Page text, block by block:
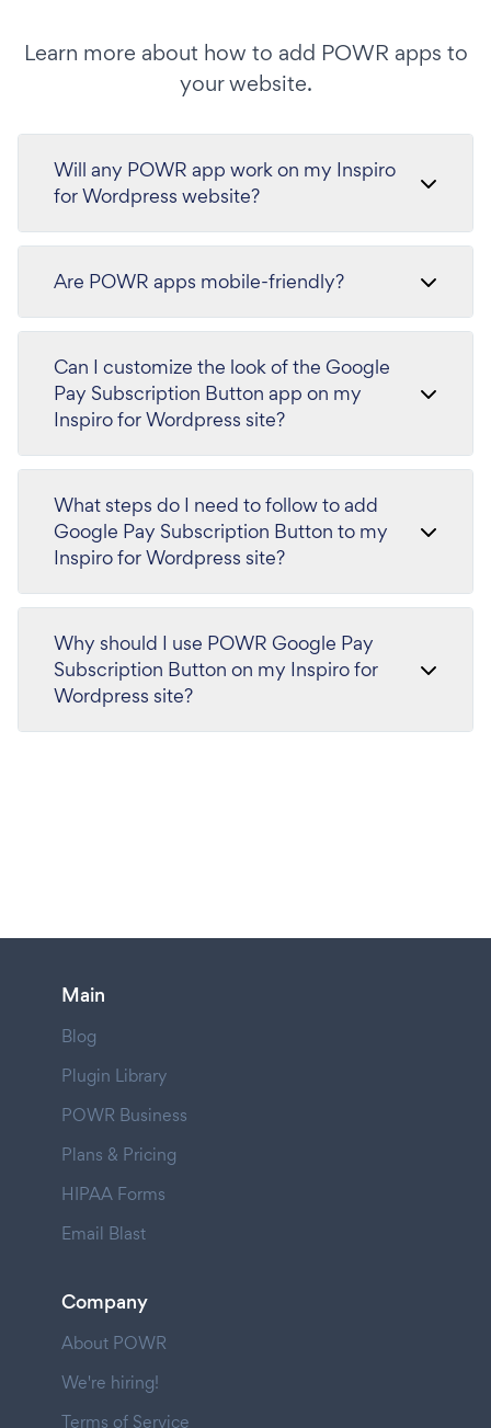
Learn more about how to add POWR apps to
your website.
Will any POWR app work on my Inspiro
for Wordpress website?
Are POWR apps mobile-friendly?
Can I customize the look of the Google
Pay Subscription Button app on my
Inspiro for Wordpress site?
What steps do I need to follow to add
Google Pay Subscription Button to my
Inspiro for Wordpress site?
Why should I use POWR Google Pay
Subscription Button on my Inspiro for
Wordpress site?
Main
Blog
Plugin Library
POWR Business
Plans & Pricing
HIPAA Forms
Email Blast
Company
About POWR
We're hiring!
Terms of Service